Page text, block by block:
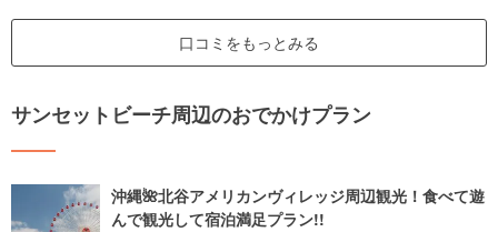
口コミをもっとみる
サンセットビーチ周辺のおでかけプラン
沖縄🌺北谷アメリカンヴィレッジ周辺観光！食べて遊
んで観光して宿泊満足プラン!!